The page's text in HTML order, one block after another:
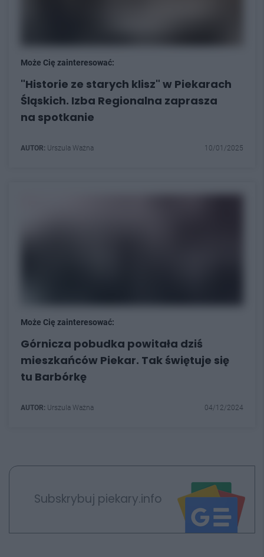
Może Cię zainteresować:
"Historie ze starych klisz" w Piekarach
Śląskich. Izba Regionalna zaprasza
na spotkanie
AUTOR: Urszula Ważna 10/01/2025
Może Cię zainteresować:
Górnicza pobudka powitała dziś
mieszkańców Piekar. Tak świętuje się
tu Barbórkę
AUTOR: Urszula Ważna 04/12/2024
Subskrybuj piekary.info